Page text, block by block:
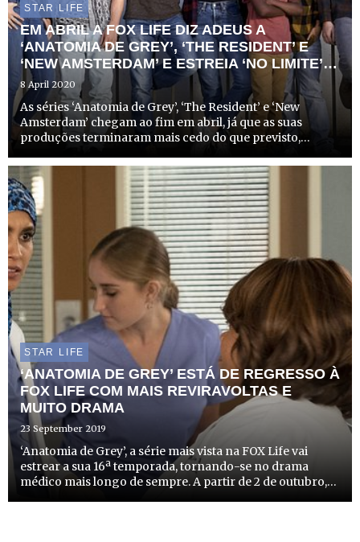
STAR LIFE
EM ABRIL A FOX LIFE DIZ ADEUS A
‘ANATOMIA DE GREY’, ‘THE RESIDENT’ E
‘NEW AMSTERDAM’ E ESTREIA ‘NO LIMITE’
10
8 April 2020
As séries ‘Anatomia de Grey’, ‘The Resident’ e ‘New
Amsterdam’ chegam ao fim em abril, já que as suas
produções terminaram mais cedo do que previsto,
STAR LIFE
‘ANATOMIA DE GREY’ ESTÁ DE REGRESSO À
FOX LIFE COM MAIS REVIRAVOLTAS E
MUITO DRAMA
23 September 2019
‘Anatomia de Grey’, a série mais vista na FOX Life vai
estrear a sua 16ª temporada, tornando-se no drama
médico mais longo de sempre. A partir de 2 de outubro,